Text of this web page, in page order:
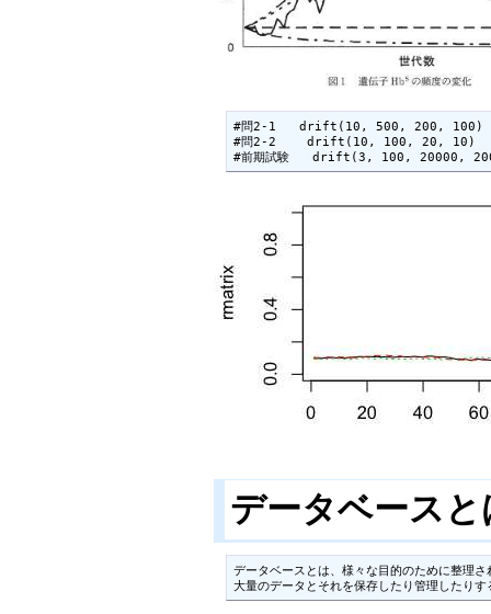
#問2-1   drift(10, 500, 200, 100)
#問2-2    drift(10, 100, 20, 10)
#前期試験   drift(3, 100, 20000,
データベース
データベースとは、様々な目的のために整理
大量のデータとそれを保存したり管理したり